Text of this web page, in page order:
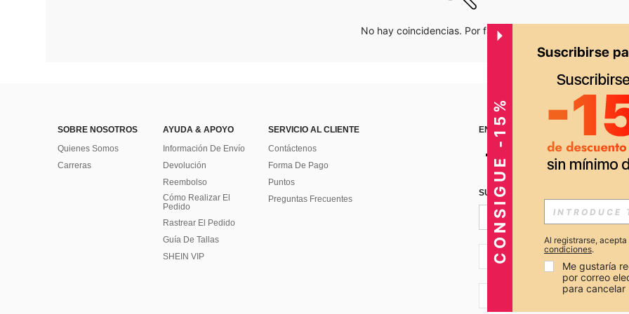
No hay coincidencias. Por favor inténtalo de nuevo.
SOBRE NOSOTROS
Quienes Somos
Carreras
AYUDA & APOYO
Información De Envío
Devolución
Reembolso
Cómo Realizar El
Pedido
Rastrear El Pedido
Guía De Tallas
SHEIN VIP
SERVICIO AL CLIENTE
Contáctenos
Forma De Pago
Puntos
Preguntas Frecuentes
ENCUÉNTRANOS EN
SUSCRÍBETE PARA RECIBIR
PE + 51
CONSIGUE -15%
Al registrarse,
condiciones.
Me gustaría
por correo
para cancelar